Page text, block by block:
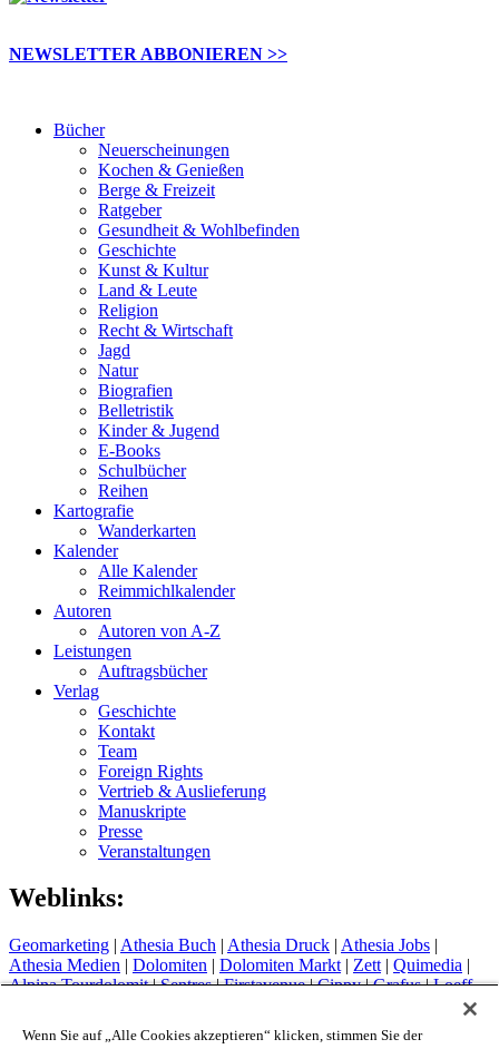
NEWSLETTER ABBONIEREN >>
Bücher
Neuerscheinungen
Kochen & Genießen
Berge & Freizeit
Ratgeber
Gesundheit & Wohlbefinden
Geschichte
Kunst & Kultur
Land & Leute
Religion
Recht & Wirtschaft
Jagd
Natur
Biografien
Belletristik
Kinder & Jugend
E-Books
Schulbücher
Reihen
Kartografie
Wanderkarten
Kalender
Alle Kalender
Reimmichlkalender
Autoren
Autoren von A-Z
Leistungen
Auftragsbücher
Verlag
Geschichte
Kontakt
Team
Foreign Rights
Vertrieb & Auslieferung
Manuskripte
Presse
Veranstaltungen
Weblinks:
Geomarketing | Athesia Buch | Athesia Druck | Athesia Jobs |
Athesia Medien | Dolomiten | Dolomiten Markt | Zett | Quimedia |
Alpina Tourdolomit|Sentres|Firstavenue|Cippy|Grafus|Loeff
Wenn Sie auf „Alle Cookies akzeptieren“ klicken, stimmen Sie der